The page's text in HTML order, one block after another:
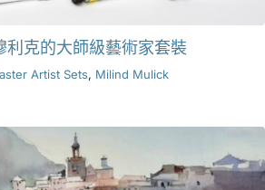
利克的大師級藝術家套裝
Artist Sets, Milind Mulick